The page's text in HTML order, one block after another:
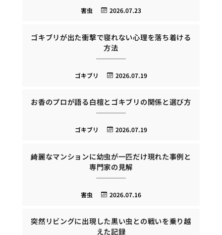
2026.07.23
害虫
ゴキブリが出た衝撃で寝れない心理を落ち着ける
方法
2026.07.19
ゴキブリ
お香のプロが語る白檀とゴキブリの関係と選び方
2026.07.19
ゴキブリ
綺麗なマンションに幼虫が一匹だけ現れた事例と
専門家の見解
2026.07.16
害虫
突然リビングに出現した黒い虫との戦いを乗り越
えた記録